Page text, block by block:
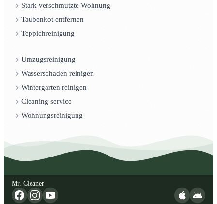
Stark verschmutzte Wohnung
Taubenkot entfernen
Teppichreinigung
Umzugsreinigung
Wasserschaden reinigen
Wintergarten reinigen
Cleaning service
Wohnungsreinigung
Mr. Cleaner